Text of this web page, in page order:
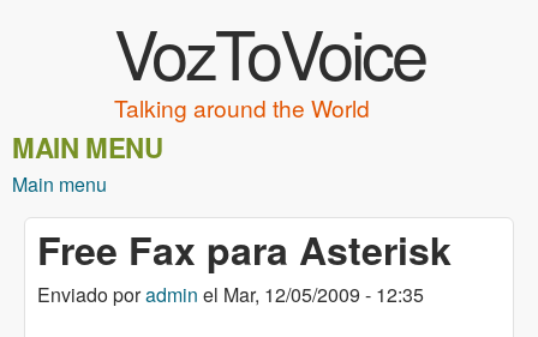
VozToVoice
Talking around the World
MAIN MENU
Main menu
Free Fax para Asterisk
Enviado poradmin el Mar, 12/05/2009 - 12:35